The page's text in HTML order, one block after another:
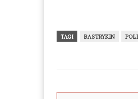
TAGI BASTRYKIN